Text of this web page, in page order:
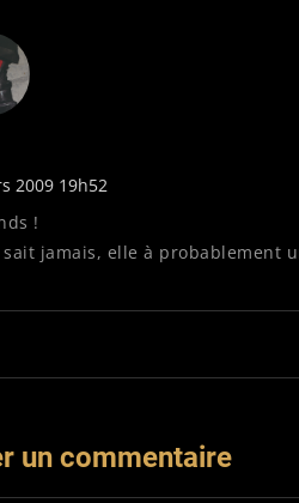
2009 19h52
!
sait jamais, elle à probablement
un commentaire